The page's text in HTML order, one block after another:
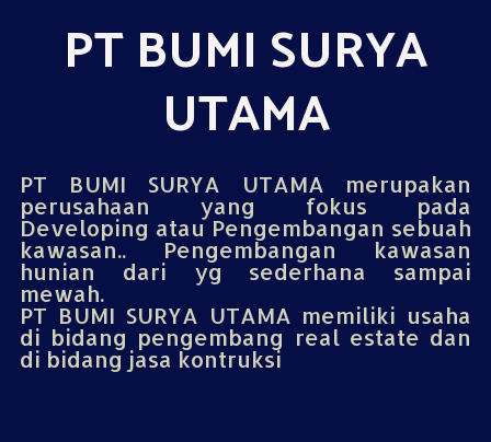
PT BUMI SURYA
UTAMA
PT BUMI SURYA UTAMA merupakan
perusahaan yang fokus pada
Developing atau Pengembangan sebuah
kawasan.. Pengembangan kawasan
hunian dari yg sederhana sampai
mewah.
PT BUMI SURYA UTAMA memiliki usaha
di bidang pengembang real estate dan
di bidang jasa kontruksi